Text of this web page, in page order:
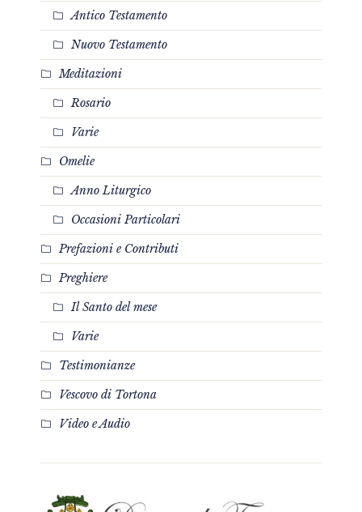
Antico Testamento
Nuovo Testamento
Meditazioni
Rosario
Varie
Omelie
Anno Liturgico
Occasioni Particolari
Prefazioni e Contributi
Preghiere
Il Santo del mese
Varie
Testimonianze
Vescovo di Tortona
Video e Audio